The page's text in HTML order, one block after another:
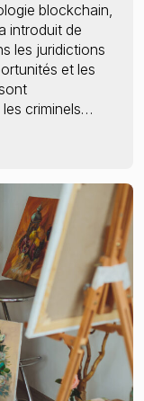
blockchain,
introduit de
les juridictions
et les
criminels…